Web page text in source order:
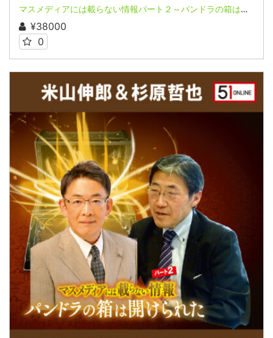
マスメディアには載らない情報パート２～パンドラの箱は開けられた～全５回連続講座
¥38000
0